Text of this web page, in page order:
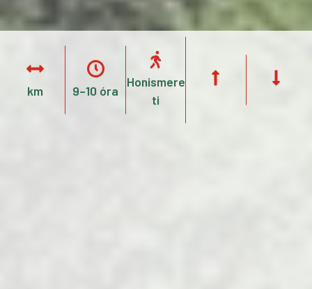
km 9–10 óra
Honismere
ti